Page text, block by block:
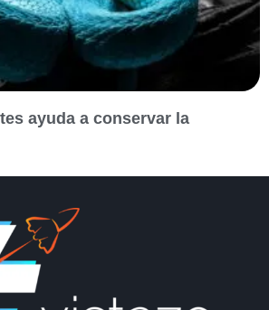
ayuda a conservar la